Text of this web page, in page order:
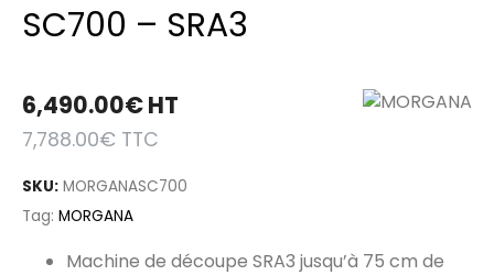
SC700 – SRA3
6,490.00€HT
7,788.00€ TTC
SKU: MORGANASC700
Tag: MORGANA
Machine de découpe SRA3 jusqu’à 75 cm de